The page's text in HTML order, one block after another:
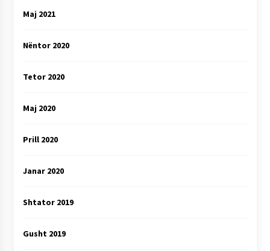
Maj 2021
Nëntor 2020
Tetor 2020
Maj 2020
Prill 2020
Janar 2020
Shtator 2019
Gusht 2019